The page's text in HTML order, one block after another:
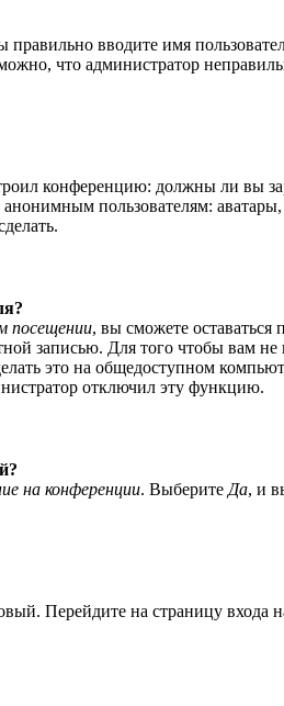
вводите имя
что администратор
конференцию: должны ли вы
пользователям:
посещении, вы сможете
записью. Для того чтобы вам
это на общедоступном
отключил эту функцию.
на конференции. Выберите Да, и
Перейдите на страницу